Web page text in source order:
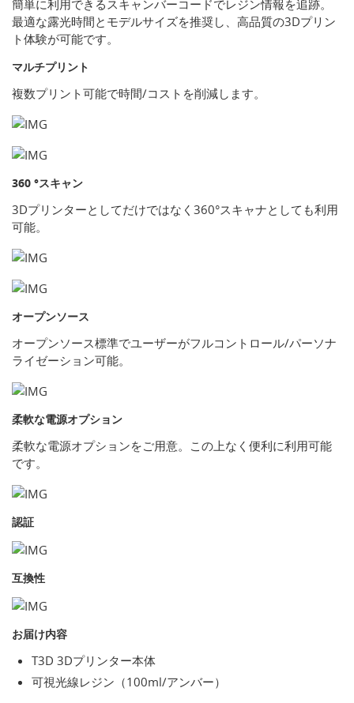
簡単に利用できるスキャンバーコードでレジン情報を追跡。
最適な露光時間とモデルサイズを推奨し、高品質の3Dプリン
ト体験が可能です。
マルチプリント
複数プリント可能で時間/コストを削減します。
360 °スキャン
3Dプリンターとしてだけではなく360°スキャナとしても利用
可能。
オープンソース
オープンソース標準でユーザーがフルコントロール/パーソナ
ライゼーション可能。
柔軟な電源オプション
柔軟な電源オプションをご用意。この上なく便利に利用可能
です。
認証
互換性
お届け内容
T3D 3Dプリンター本体
可視光線レジン（100ml/アンバー）